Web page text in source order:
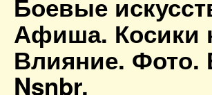
Боевые
Афиша. Косики
Влияние. Фото.
Nsnbr.